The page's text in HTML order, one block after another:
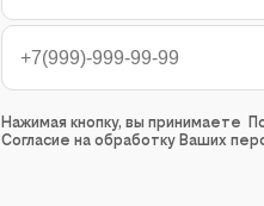
Нажимая кнопку, вы принимаете
Согласие на обработку Ваших